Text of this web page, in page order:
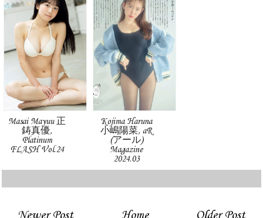
Masai Mayuu 正
鋳真優,
Platinum
FLASH Vol.24
Kojima Haruna
小嶋陽菜, aR
(アール)
Magazine
2024.03